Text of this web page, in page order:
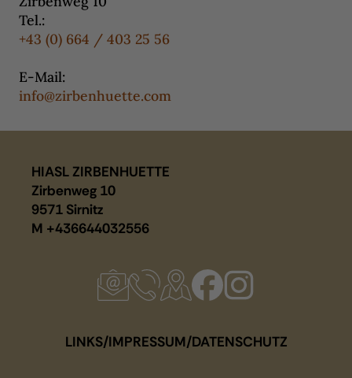
Tel.:
+43 (0) 664 / 403 25 56
E-Mail:
info@zirbenhuette.com
HIASL ZIRBENHUETTE
Zirbenweg 10
9571 Sirnitz
M +436644032556
LINKS/IMPRESSUM/DATENSCHUTZ